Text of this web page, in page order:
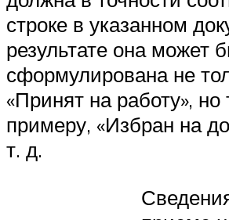
строке в указанном
результате она может
сформулирована не
«Принят на работу», но
примеру, «Избран на
т. д.